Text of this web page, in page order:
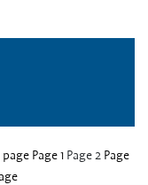
page Page1 Page2 Page